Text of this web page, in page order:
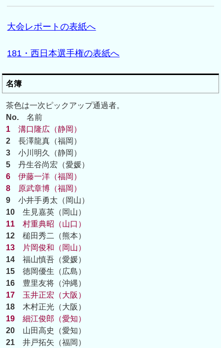
大会レポートの表紙へ
181・西日本選手権の表紙へ
名簿
茶色は一次ピックアップ通過者。
No. 名前
1 溝口隆広（静岡）
2 長澤龍真（福岡）
3 小川明久（静岡）
5 丹生谷尚宏（愛媛）
6 伊藤一洋（福岡）
8 原武章博（福岡）
9 小井手勇太（岡山）
10 生見嘉英（岡山）
11 村重典昭（山口）
12 槌田秀二（熊本）
13 片岡俊和（岡山）
14 福山慎吾（愛媛）
15 徳岡優生（広島）
16 豊里友将（沖縄）
17 玉井正宏（大阪）
18 木村正光（大阪）
19 細江俊郎（愛知）
20 山田高史（愛知）
21 井戸拓矢（福岡）